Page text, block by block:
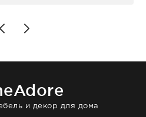
приборы -
следующий день к
Взаимодействием
и декор для дома